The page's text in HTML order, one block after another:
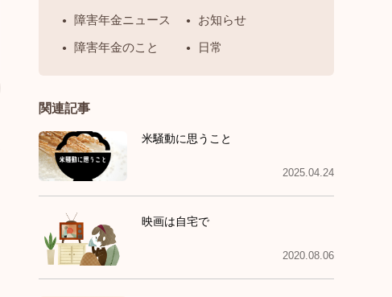
障害年金ニュース
お知らせ
障害年金のこと
日常
関連記事
米騒動に思うこと
2025.04.24
映画は自宅で
2020.08.06